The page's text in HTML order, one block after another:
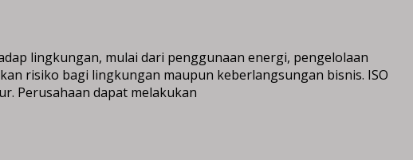
lingkungan, mulai dari penggunaan energi, pengelolaan
risiko bagi lingkungan maupun keberlangsungan bisnis. ISO
Perusahaan dapat melakukan